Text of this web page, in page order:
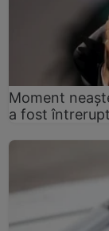
Moment
a fost